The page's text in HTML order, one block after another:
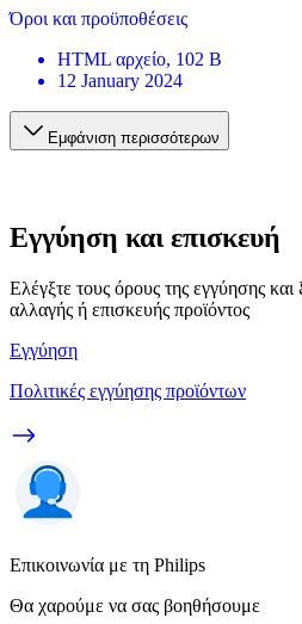
Όροι και προϋποθέσεις
HTML αρχείο, 102 B
12 January 2024
Εμφάνιση περισσότερων
Εγγύηση και επισκευή
Ελέγξτε τους όρους της εγγύησης και
αλλαγής ή επισκευής προϊόντος
Εγγύηση
Πολιτικές εγγύησης προϊόντων
Επικοινωνία με τη Philips
Θα χαρούμε να σας βοηθήσουμε